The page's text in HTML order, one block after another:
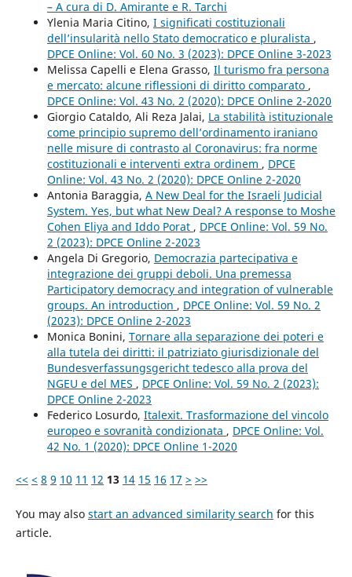
– A cura di D. Amirante e R. Tarchi
Ylenia Maria Citino, I significati costituzionali
dell’insularità nello Stato democratico e pluralista ,
DPCE Online: Vol. 60 No. 3 (2023): DPCE Online 3-2023
Melissa Capelli e Elena Grasso, Il turismo fra persona
e mercato: alcune riflessioni di diritto comparato ,
DPCE Online: Vol. 43 No. 2 (2020): DPCE Online 2-2020
Giorgio Cataldo, Ali Reza Jalai, La stabilità istituzionale
come principio supremo dell’ordinamento iraniano
nelle misure di contrasto al Coronavirus: fra norme
costituzionali e interventi extra ordinem , DPCE
Online: Vol. 43 No. 2 (2020): DPCE Online 2-2020
Antonia Baraggia, A New Deal for the Israeli Judicial
System. Yes, but what New Deal? A response to Moshe
Cohen Eliya and Iddo Porat , DPCE Online: Vol. 59 No.
2 (2023): DPCE Online 2-2023
Angela Di Gregorio, Democrazia partecipativa e
integrazione dei gruppi deboli. Una premessa
Participatory democracy and integration of vulnerable
groups. An introduction , DPCE Online: Vol. 59 No. 2
(2023): DPCE Online 2-2023
Monica Bonini, Tornare alla separazione dei poteri e
alla tutela dei diritti: il patriziato giurisdizionale del
Bundesverfassungsgericht tedesco alla prova del
NGEU e del MES , DPCE Online: Vol. 59 No. 2 (2023):
DPCE Online 2-2023
Federico Losurdo, Italexit. Trasformazione del vincolo
europeo e sovranità condizionata , DPCE Online: Vol.
42 No. 1 (2020): DPCE Online 1-2020
<< < 8 9 10 11 12 13 14 15 16 17 > >>
You may also start an advanced similarity search for this
article.